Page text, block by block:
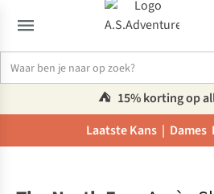
⛺️ 15% korting op
Laatste Kans | Dames